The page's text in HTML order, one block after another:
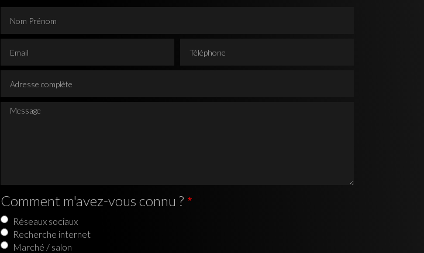
Message
Comment m'avez-vous connu ?
Réseaux sociaux
Recherche internet
Marché / salon